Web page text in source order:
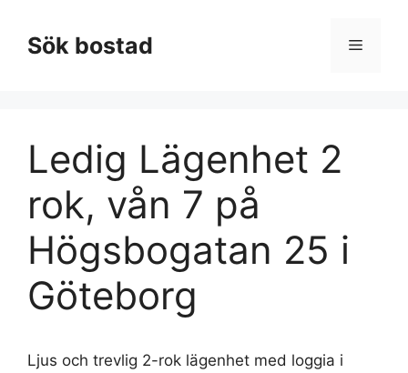
innehållSök bostad Meny
Ledig Lägenhet 2
rok, vån 7 på
Högsbogatan 25 i
Göteborg
Ljus och trevlig 2-rok lägenhet med loggia i